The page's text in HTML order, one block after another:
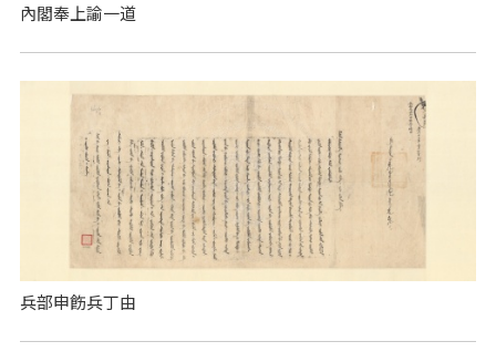
內閣奉上諭一道
兵部申飭兵丁由